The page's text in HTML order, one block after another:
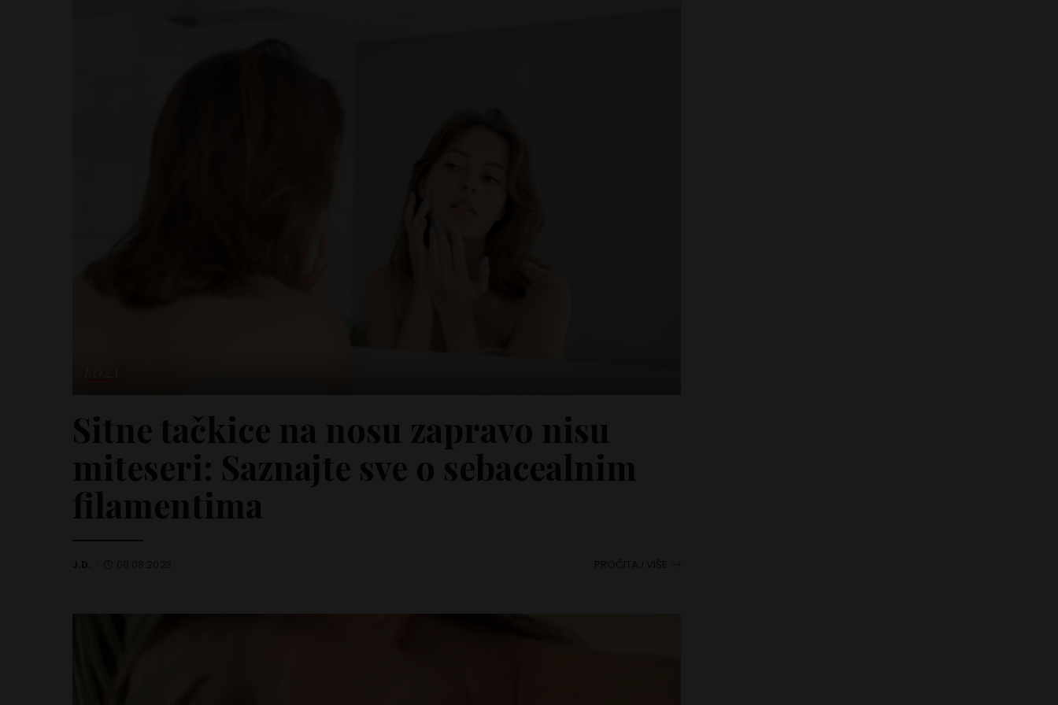
Sitne tačkice na nosu zapravo nisu
miteseri: Saznajte sve o sebacealnim
filamentima
Posted
J.D.